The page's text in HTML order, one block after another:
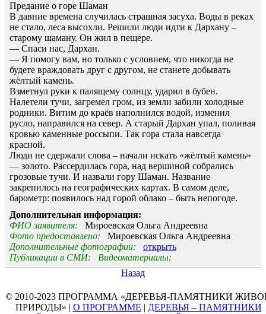
Предание о горе Шаман
В давние времена случилась страшная засуха. Воды в реках
не стало, леса высохли. Решили люди идти к Дархану –
старому шаману. Он жил в пещере.
— Спаси нас, Дархан.
— Я помогу вам, но только с условием, что никогда не
будете враждовать друг с другом, не станете добывать
жёлтый камень.
Взметнул руки к палящему солнцу, ударил в бубен.
Налетели тучи, загремел гром, из земли забили холодные
родники. Витим до краёв наполнился водой, изменил
русло, направился на север. А старый Дархан упал, поливая
кровью каменные россыпи. Так гора стала навсегда
красной.
Люди не сдержали слова – начали искать «жёлтый камень»
— золото. Рассердилась гора, над вершиной собрались
грозовые тучи. И назвали гору Шаман. Название
закрепилось на географических картах. В самом деле,
барометр: появилось над горой облако – быть непогоде.
Дополнительная информация:
ФИО заявителя: Мироевская Ольга Андреевна
Фото предоставлено: Мироевская Ольга Андреевна
Дополнительные фотографии:
открыть
Публикации в СМИ:
Видеоматериалы:
Назад
© 2010-2023 ПРОГРАММА «ДЕРЕВЬЯ-ПАМЯТНИКИ
ПРИРОДЫ» | О ПРОГРАММЕ | ДЕРЕВЬЯ – ПАМЯТНИКИ